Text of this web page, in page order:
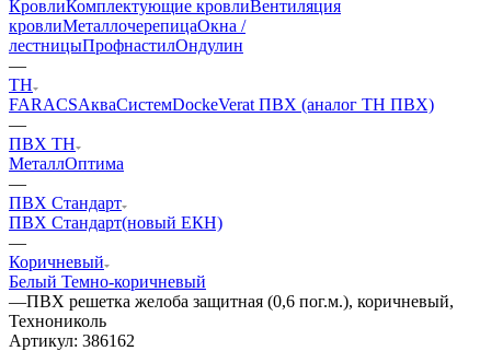
КровлиКомплектующие кровлиВентиляция
кровлиМеталлочерепицаОкна /
лестницыПрофнастилОндулин
—
ТН
FARACSАкваСистемDockeVerat ПВХ (аналог ТН ПВХ)
—
ПВХ ТН
МеталлОптима
—
ПВХ Стандарт
ПВХ Стандарт(новый ЕКН)
—
Коричневый
Белый Темно-коричневый
—ПВХ решетка желоба защитная (0,6 пог.м.), коричневый,
Технониколь
Артикул: 386162